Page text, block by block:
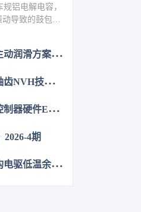
铝电解电容，
导致的鼓包漏
）。可
后赔付从45万
。
一
种电驱动系统主动润滑方案的设计与分析
新
能源汽车电驱轴齿NVH技术图谱研究
新
能源汽车电机控制器硬件EMC源头抑制技术
4期
某
间接式热泵架构电驱低温余热利用控制方法的仿真优化研究